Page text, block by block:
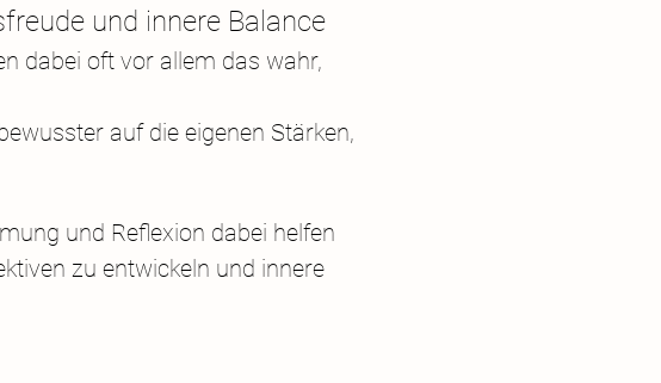
und innere Balance
dabei oft vor allem das wahr,
auf die eigenen Stärken,
und Reflexion dabei helfen
zu entwickeln und innere